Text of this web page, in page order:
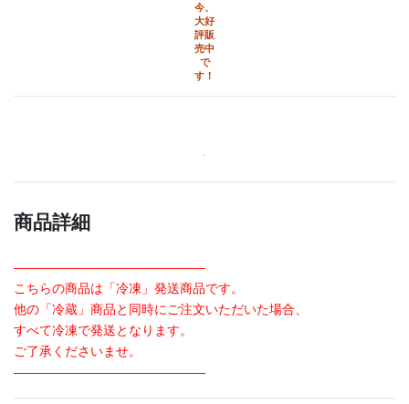
今、
大好
評販
売中
で
す！
商品詳細
———————————————
こちらの商品は「冷凍」発送商品です。
他の「冷蔵」商品と同時にご注文いただいた場合、
すべて冷凍で発送となります。
ご了承くださいませ。
———————————————